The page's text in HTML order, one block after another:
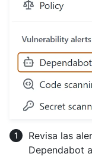
Revisa las
Dependabot